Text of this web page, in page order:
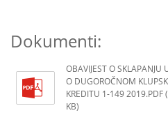
Dokumenti:
OBAVIJEST O SKLAPANJU
O DUGOROČNOM
KREDITU 1-149 2019.PDF
KB)